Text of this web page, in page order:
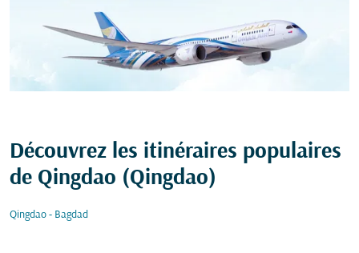
Découvrez les itinéraires populaires
de Qingdao (Qingdao)
Qingdao - Bagdad